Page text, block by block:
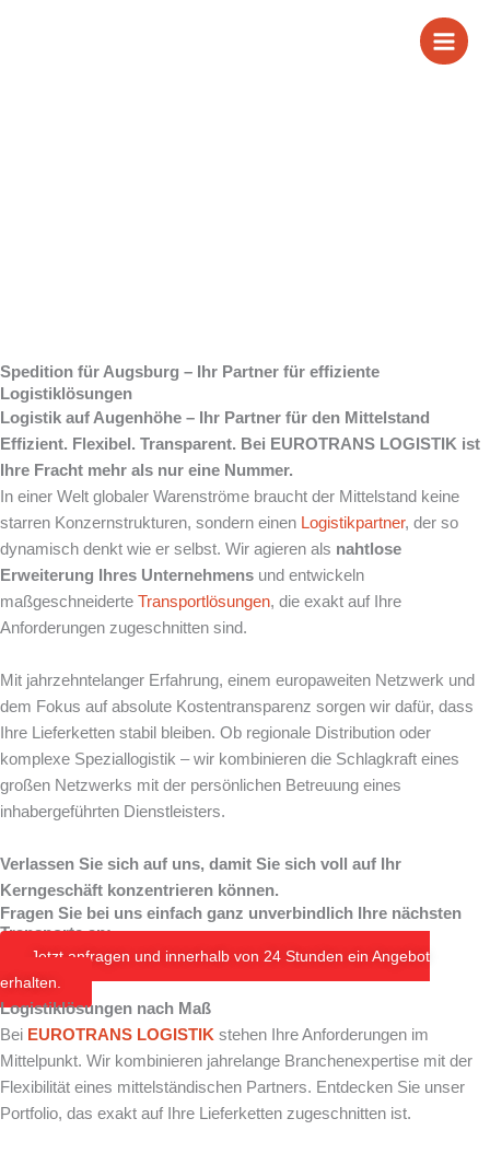
Spedition für Augsburg – Ihr Partner für effiziente
Logistiklösungen
Logistik auf Augenhöhe – Ihr Partner für den Mittelstand
Effizient. Flexibel. Transparent. Bei EUROTRANS LOGISTIK ist
Ihre Fracht mehr als nur eine Nummer.
In einer Welt globaler Warenströme braucht der Mittelstand keine
starren Konzernstrukturen, sondern einen Logistikpartner, der so
dynamisch denkt wie er selbst. Wir agieren als nahtlose
Erweiterung Ihres Unternehmens und entwickeln
maßgeschneiderte Transportlösungen, die exakt auf Ihre
Anforderungen zugeschnitten sind.
Mit jahrzehntelanger Erfahrung, einem europaweiten Netzwerk und
dem Fokus auf absolute Kostentransparenz sorgen wir dafür, dass
Ihre Lieferketten stabil bleiben. Ob regionale Distribution oder
komplexe Speziallogistik – wir kombinieren die Schlagkraft eines
großen Netzwerks mit der persönlichen Betreuung eines
inhabergeführten Dienstleisters.
Verlassen Sie sich auf uns, damit Sie sich voll auf Ihr
Kerngeschäft konzentrieren können.
Fragen Sie bei uns einfach ganz unverbindlich Ihre nächsten
Transporte an:
Jetzt anfragen und innerhalb von 24 Stunden ein Angebot
erhalten.
Logistiklösungen nach Maß
Bei EUROTRANS LOGISTIK stehen Ihre Anforderungen im
Mittelpunkt. Wir kombinieren jahrelange Branchenexpertise mit der
Flexibilität eines mittelständischen Partners. Entdecken Sie unser
Portfolio, das exakt auf Ihre Lieferketten zugeschnitten ist.